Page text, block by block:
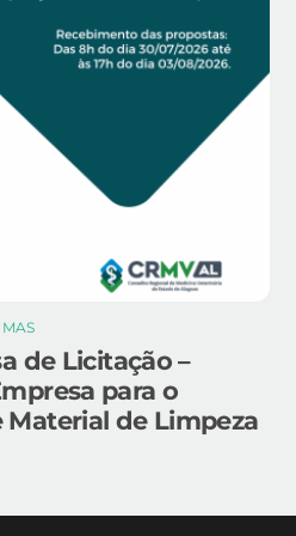
de Licitação –
para o
de Limpeza